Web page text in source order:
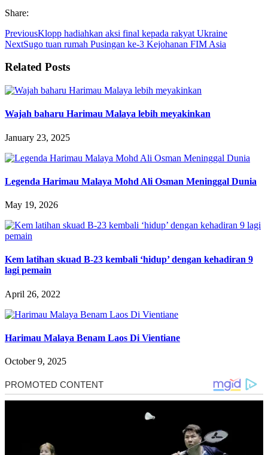
Share:
PreviousKlopp hadiahkan aksi final kepada rakyat Ukraine
NextSugo tuan rumah Pusingan ke-3 Kejohanan FIM Asia
Related Posts
Wajah baharu Harimau Malaya lebih meyakinkan
January 23, 2025
Legenda Harimau Malaya Mohd Ali Osman Meninggal Dunia
May 19, 2026
Kem latihan skuad B-23 kembali ‘hidup’ dengan kehadiran 9
lagi pemain
April 26, 2022
Harimau Malaya Benam Laos Di Vientiane
October 9, 2025